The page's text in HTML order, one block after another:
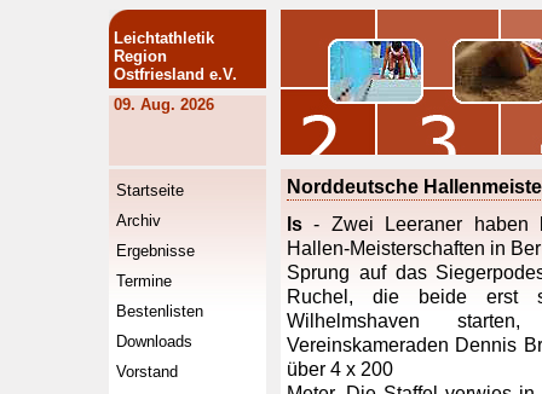
Leichtathletik
Region
Ostfriesland e.V.
09. Aug. 2026
Startseite
Archiv
Ergebnisse
Termine
Bestenlisten
Downloads
Vorstand
Norddeutsche
ls - Zwei Leeraner haben
Hallen-Meisterschaften in
Sprung auf das
Ruchel, die beide erst
Wilhelmshaven
Vereinskameraden Dennis
über 4 x 200